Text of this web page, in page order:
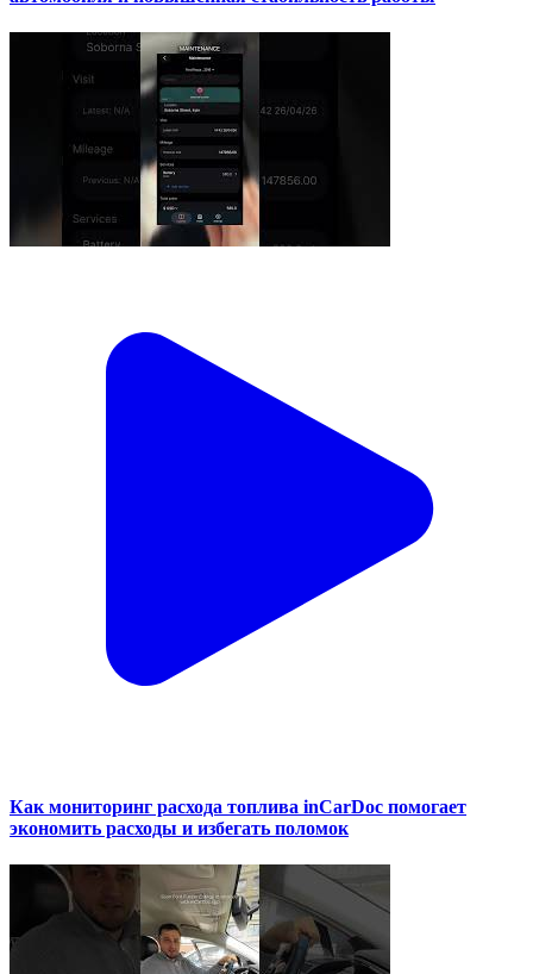
Как мониторинг расхода топлива inCarDoc помогает
экономить расходы и избегать поломок